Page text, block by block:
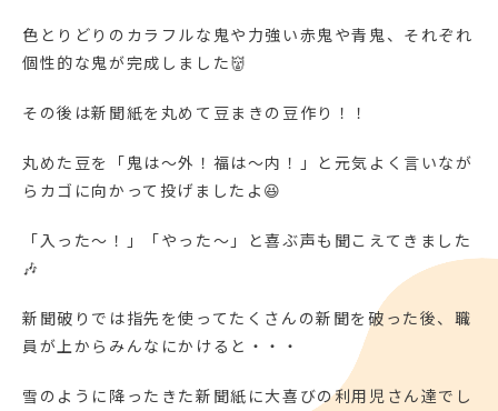
色とりどりのカラフルな鬼や力強い赤鬼や青鬼、それぞれ
個性的な鬼が完成しました👹
その後は新聞紙を丸めて豆まきの豆作り！！
丸めた豆を「鬼は～外！福は～内！」と元気よく言いなが
らカゴに向かって投げましたよ😆
「入った～！」「やった～」と喜ぶ声も聞こえてきました
🎶
新聞破りでは指先を使ってたくさんの新聞を破った後、職
員が上からみんなにかけると・・・
雪のように降ったきた新聞紙に大喜びの利用児さん達でし